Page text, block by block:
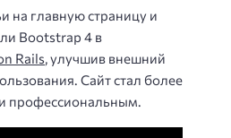
на главную страницу и
Bootstrap 4 в
Rails, улучшив внешний
Сайт стал более
профессиональным.